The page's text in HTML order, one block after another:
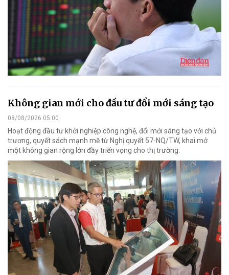
Không gian mới cho đầu tư đổi mới sáng tạo
08/08/2026 05:00
Hoạt động đầu tư khởi nghiệp công nghệ, đổi mới sáng tạo với chủ
trương, quyết sách mạnh mẽ từ Nghị quyết 57-NQ/TW, khai mở
một không gian rộng lớn đầy triển vọng cho thị trường.